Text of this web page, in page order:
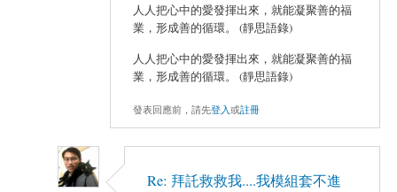
人人把心中的愛發揮出來，就能凝聚善的福
業，形成善的循環。 (靜思語錄)
人人把心中的愛發揮出來，就能凝聚善的福
業，形成善的循環。 (靜思語錄)
發表回應前，請先登入或註冊
Re: 拜託救救我....我模組套不進